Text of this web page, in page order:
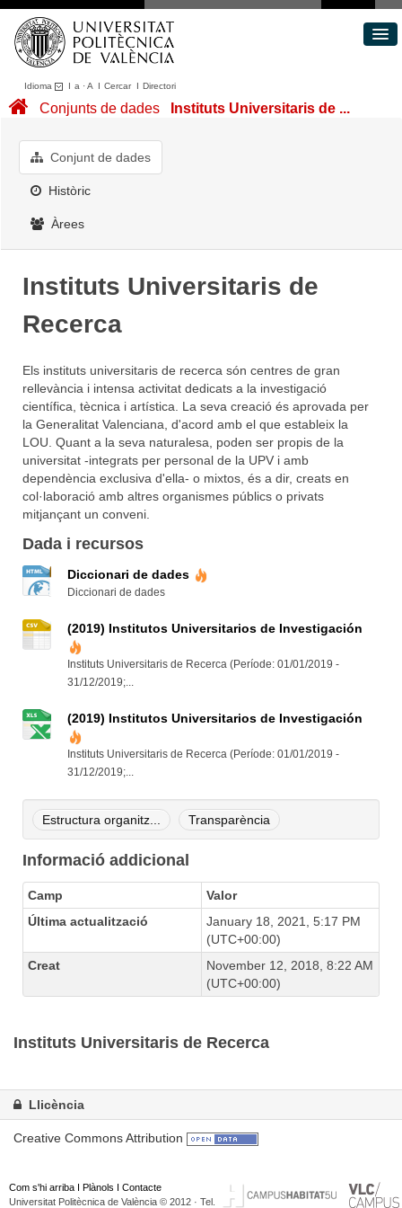
Idioma I a ·A I CercarI Directori
Conjunts de dades
Quant a
Conjunts de dades Instituts Universitaris de ...
Conjunt de dades
Històric
Àrees
Instituts Universitaris de
Recerca
Els instituts universitaris de recerca són centres de gran
rellevància i intensa activitat dedicats a la investigació
científica, tècnica i artística. La seva creació és aprovada per
la Generalitat Valenciana, d'acord amb el que estableix la
LOU. Quant a la seva naturalesa, poden ser propis de la
universitat -integrats per personal de la UPV i amb
dependència exclusiva d'ella- o mixtos, és a dir, creats en
col·laboració amb altres organismes públics o privats
mitjançant un conveni.
Dada i recursos
Diccionari de dades
Diccionari de dades
(2019) Institutos Universitarios de Investigación
Instituts Universitaris de Recerca (Període: 01/01/2019 -
31/12/2019;...
(2019) Institutos Universitarios de Investigación
Instituts Universitaris de Recerca (Període: 01/01/2019 -
31/12/2019;...
Estructura organitz... Transparència
Informació addicional
Camp
Valor
Última actualització
January 18, 2021, 5:17 PM
(UTC+00:00)
Creat
November 12, 2018, 8:22 AM
(UTC+00:00)
Instituts Universitaris de Recerca
Llicència
Creative Commons Attribution
Com s'hi arriba I Plànols I Contacte
Universitat Politècnica de València © 2012 · Tel.